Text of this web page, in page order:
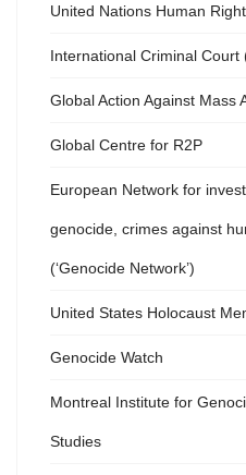
United Nations Human
International Criminal Court
Global Action Against Mass
Global Centre for R2P
European Network for
genocide, crimes against
(‘Genocide Network’)
United States Holocaust
Genocide Watch
Montreal Institute for
Studies